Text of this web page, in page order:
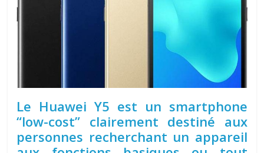
Le Huawei Y5 est un smartphone
“low-cost” clairement destiné aux
personnes recherchant un appareil